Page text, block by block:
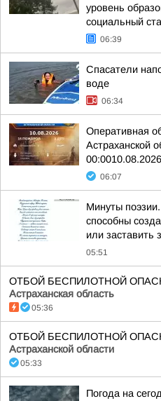
уровень
социальный
06:39
Спасатели
воде
06:34
Оперативная
Астраханской
00:0010.08.2026
06:07
Минуты
способны
или заставить
05:51
ОТБОЙ БЕСПИЛОТНОЙ
Астраханская область
05:36
ОТБОЙ БЕСПИЛОТНОЙ
Астраханской области
05:33
Погода на